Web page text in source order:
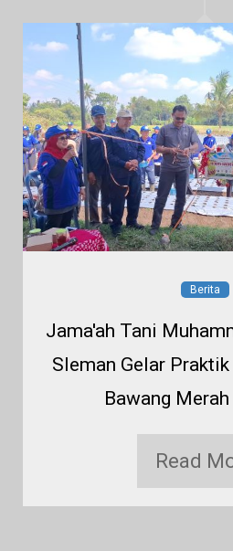
Berita
Jama'ah Tani
Sleman Gelar
Bawang
Read